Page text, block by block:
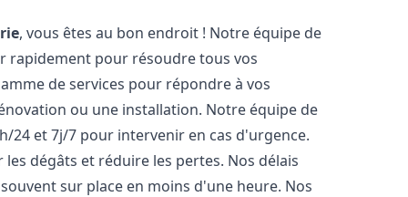
, vous êtes au bon endroit ! Notre équipe de
rapidement pour résoudre tous vos
de services pour répondre à vos
ou une installation. Notre équipe de
24 et 7j/7 pour intervenir en cas d'urgence.
dégâts et réduire les pertes. Nos délais
sur place en moins d'une heure. Nos